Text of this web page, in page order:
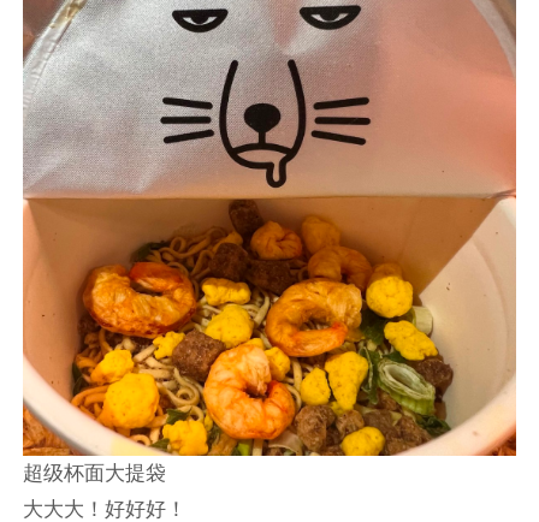
超级杯面大提袋
大大大！好好好！